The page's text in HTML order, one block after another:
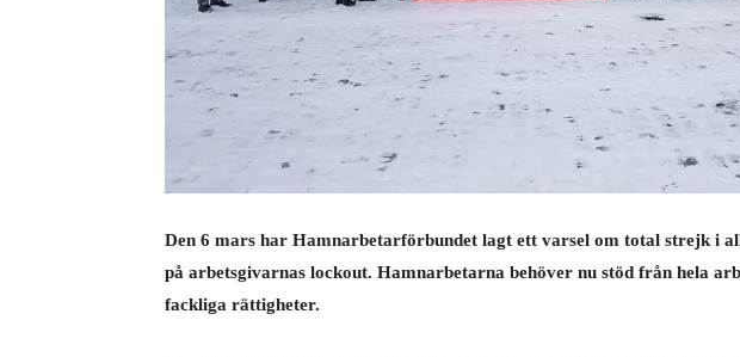
Den 6 mars har Hamnarbetarförbundet lagt ett varsel om total strejk i
på arbetsgivarnas lockout. Hamnarbetarna behöver nu stöd från hela
fackliga rättigheter.